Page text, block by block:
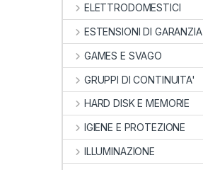
ELETTRODOMESTICI
ESTENSIONI DI GARANZIA
GAMES E SVAGO
GRUPPI DI CONTINUITA'
HARD DISK E MEMORIE
IGIENE E PROTEZIONE
ILLUMINAZIONE